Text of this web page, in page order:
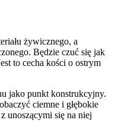
żywicznego, a
Będzie czuć się jak
to cecha kości o ostrym
jako punkt konstrukcyjny.
ciemne i głębokie
unoszącymi się na niej